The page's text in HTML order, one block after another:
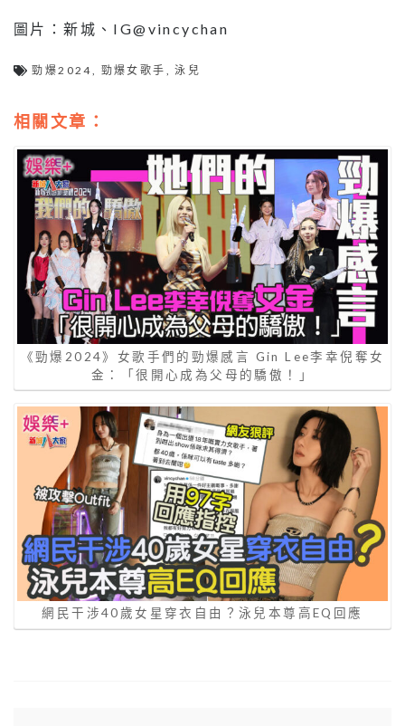
圖片：新城、IG@vincychan
勁爆2024 勁爆女歌手 ,泳兒
相關文章：
《勁爆2024》女歌手們的勁爆感言 Gin Lee李幸倪奪女
金：「很開心成為父母的驕傲！」
網民干涉40歲女星穿衣自由？泳兒本尊高EQ回應